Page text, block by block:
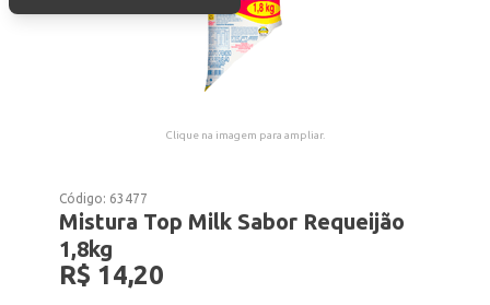
Clique na imagem para ampliar.
Código: 63477
Mistura Top Milk Sabor Requeijão
1,8kg
R$ 14,20